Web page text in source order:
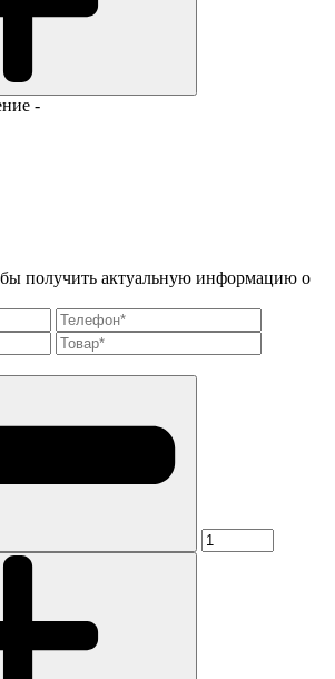
-
получить актуальную информацию о